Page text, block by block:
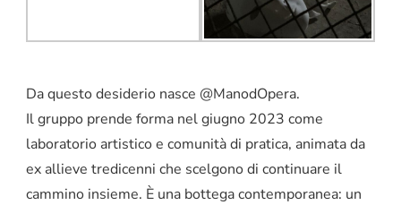
Da questo desiderio nasce @ManodOpera.
Il gruppo prende forma nel giugno 2023 come
laboratorio artistico e comunità di pratica, animata da
ex allieve tredicenni che scelgono di continuare il
cammino insieme. È una bottega contemporanea: un